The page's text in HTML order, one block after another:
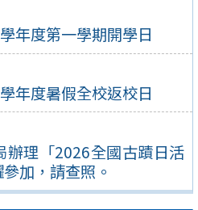
年度第一學期開學日
年度暑假全校返校日
辦理「2026全國古蹟日活
加，請查照。